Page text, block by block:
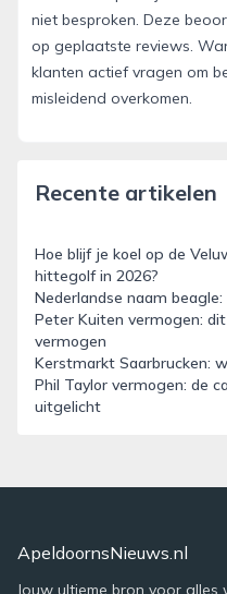
niet besproken. Deze
op geplaatste reviews.
klanten actief vragen om
misleidend overkomen.
Recente artikelen
Hoe blijf je koel op de
hittegolf in 2026?
Nederlandse naam
Peter Kuiten vermogen:
vermogen
Kerstmarkt Saarbrucken:
Phil Taylor vermogen: de
uitgelicht
ApeldoornsNieuws.nl
Jouw ultieme bron voor